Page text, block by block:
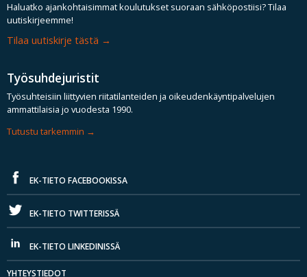
Haluatko ajankohtaisimmat koulutukset suoraan sähköpostiisi? Tilaa
uutiskirjeemme!
Tilaa uutiskirje tästä
Työsuhdejuristit
Työsuhteisiin liittyvien riitatilanteiden ja oikeudenkäyntipalvelujen
ammattilaisia jo vuodesta 1990.
Tutustu tarkemmin
EK-TIETO FACEBOOKISSA
EK-TIETO TWITTERISSÄ
EK-TIETO LINKEDINISSÄ
YHTEYSTIEDOT